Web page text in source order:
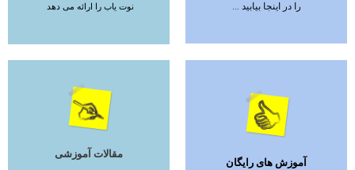
را در اینجا بیابید ...
نوت یاب را ارائه می دهد
آموزش های رایگان
مقالات آموزشی